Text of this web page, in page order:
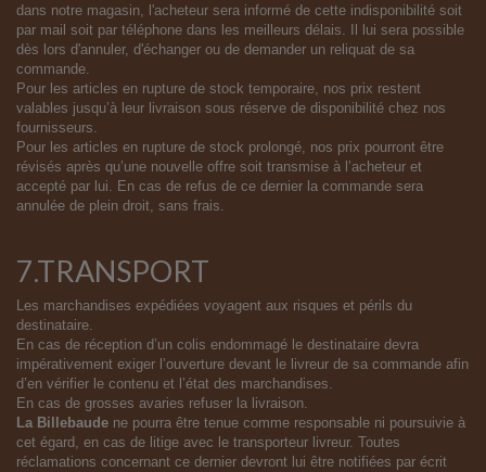
dans notre magasin, l'acheteur sera informé de cette indisponibilité soit
par mail soit par téléphone dans les meilleurs délais. Il lui sera possible
dès lors d'annuler, d'échanger ou de demander un reliquat de sa
commande.
Pour les articles en rupture de stock temporaire, nos prix restent
valables jusqu’à leur livraison sous réserve de disponibilité chez nos
fournisseurs.
Pour les articles en rupture de stock prolongé, nos prix pourront être
révisés après qu’une nouvelle offre soit transmise à l’acheteur et
accepté par lui. En cas de refus de ce dernier la commande sera
annulée de plein droit, sans frais.
7.TRANSPORT
Les marchandises expédiées voyagent aux risques et périls du
destinataire.
En cas de réception d’un colis endommagé le destinataire devra
impérativement exiger l’ouverture devant le livreur de sa commande afin
d’en vérifier le contenu et l’état des marchandises.
En cas de grosses avaries refuser la livraison.
La Billebaude ne pourra être tenue comme responsable ni poursuivie à
cet égard, en cas de litige avec le transporteur livreur. Toutes
réclamations concernant ce dernier devront lui être notifiées par écrit